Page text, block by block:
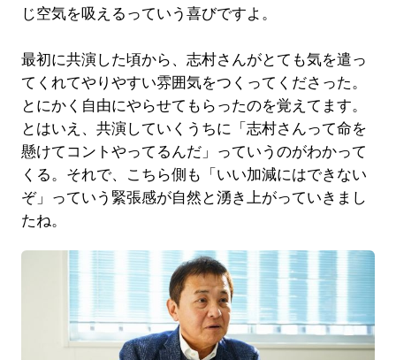
じ空気を吸えるっていう喜びですよ。
最初に共演した頃から、志村さんがとても気を遣っ
てくれてやりやすい雰囲気をつくってくださった。
とにかく自由にやらせてもらったのを覚えてます。
とはいえ、共演していくうちに「志村さんって命を
懸けてコントやってるんだ」っていうのがわかって
くる。それで、こちら側も「いい加減にはできない
ぞ」っていう緊張感が自然と湧き上がっていきまし
たね。